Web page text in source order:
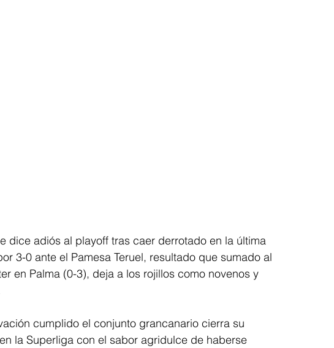
dice adiós al playoff tras caer derrotado en la última
3-0 ante el Pamesa Teruel, resultado que sumado al
en Palma (0-3), deja a los rojillos como novenos y
cumplido el conjunto grancanario cierra su
la Superliga con el sabor agridulce de haberse